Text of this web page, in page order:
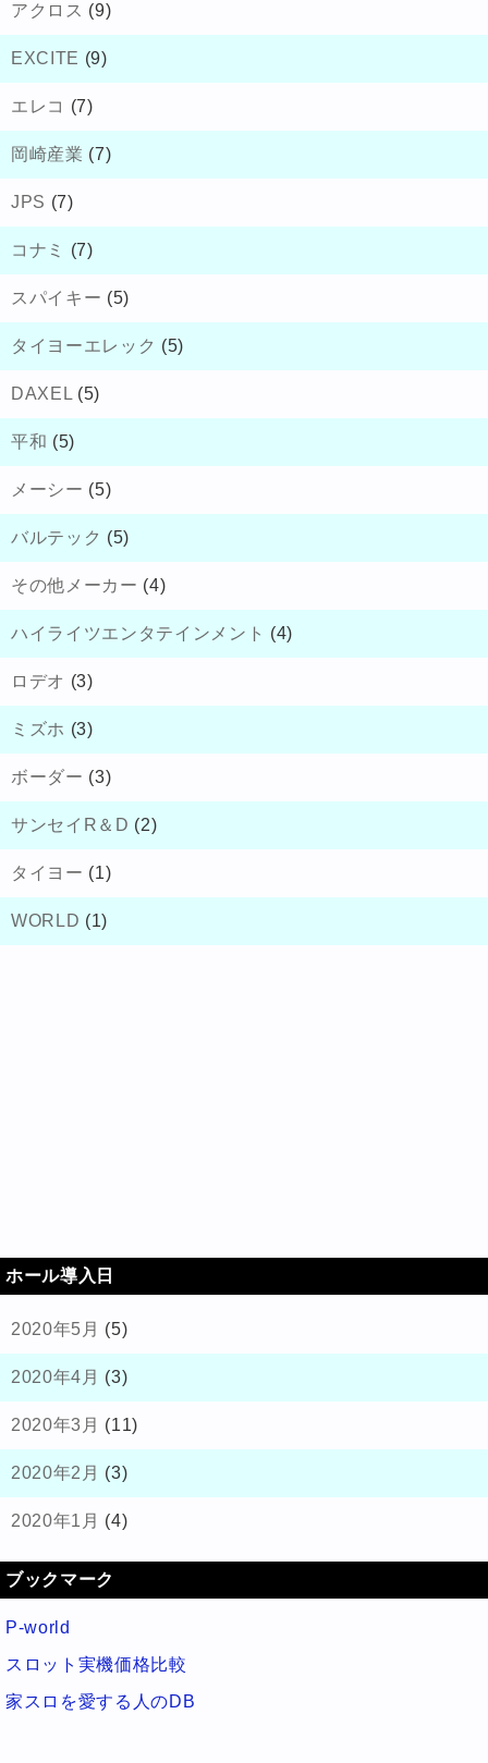
アクロス (9)
EXCITE (9)
エレコ (7)
岡崎産業 (7)
JPS (7)
コナミ (7)
スパイキー (5)
タイヨーエレック (5)
DAXEL (5)
平和 (5)
メーシー (5)
バルテック (5)
その他メーカー (4)
ハイライツエンタテインメント (4)
ロデオ (3)
ミズホ (3)
ボーダー (3)
サンセイR＆D (2)
タイヨー (1)
WORLD (1)
ホール導入日
2020年5月 (5)
2020年4月 (3)
2020年3月 (11)
2020年2月 (3)
2020年1月 (4)
ブックマーク
P-world
スロット実機価格比較
家スロを愛する人のDB